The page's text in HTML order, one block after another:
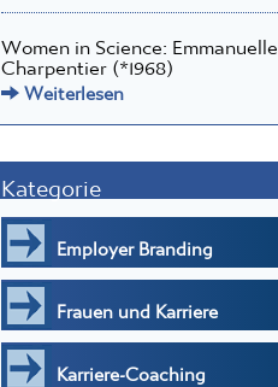
Women in Science: Emmanuelle
Charpentier (*1968)
Weiterlesen
Kategorie
Employer Branding
Frauen und Karriere
Karriere-Coaching